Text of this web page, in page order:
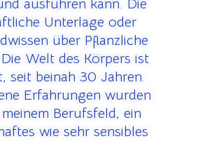
ausführen kann. Die
Unterlage oder
über Pflanzliche
Welt des Körpers ist
seit beinah 30 Jahren.
Erfahrungen wurden
Berufsfeld, ein
wie sehr sensibles